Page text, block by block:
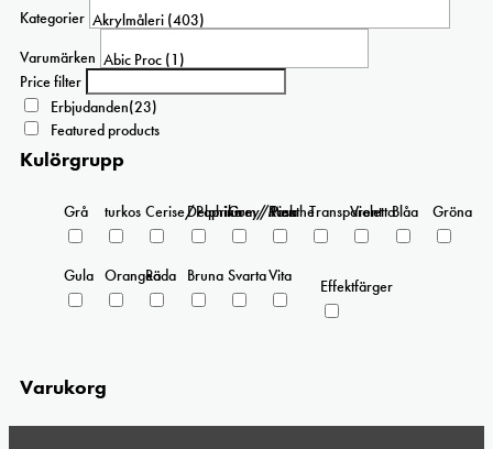
alternativen
väljas
på
produktsidan
Kategorier
Varumärken
Price filter
Erbjudanden(23)
Featured products
Kulörgrupp
Grå turkos Cerise/Paprika
Delphinium/Menthe
Grey/Pink
Rosa Transparent
ViolettaBlåa Gröna
Gula OrangeaRöda Bruna SvartaVita
Effektfärger
Varukorg